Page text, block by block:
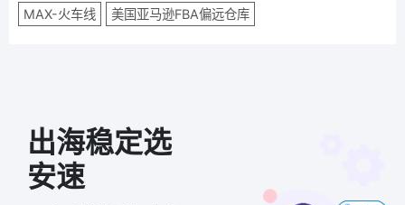
MAX-火车线 美国亚马逊FBA偏远仓库
出海稳定选
安速